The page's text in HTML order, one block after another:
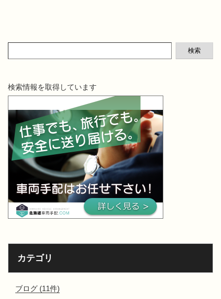
検索
検索情報を取得しています
カテゴリ
ブログ (11件)